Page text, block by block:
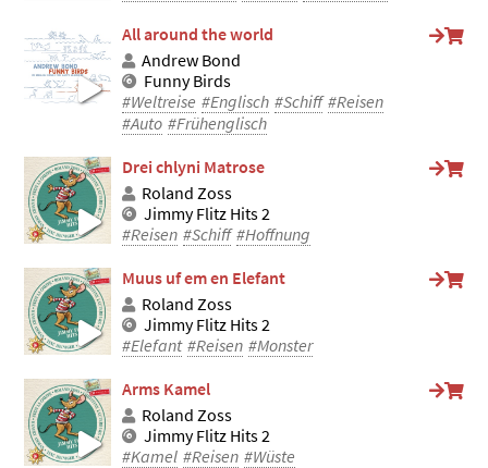
All around the world
Andrew Bond
Funny Birds
#Weltreise #Englisch #Schiff #Reisen
#Auto #Frühenglisch
Drei chlyni Matrose
Roland Zoss
Jimmy Flitz Hits 2
#Reisen #Schiff #Hoffnung
Muus uf em en Elefant
Roland Zoss
Jimmy Flitz Hits 2
#Elefant #Reisen #Monster
Arms Kamel
Roland Zoss
Jimmy Flitz Hits 2
#Kamel #Reisen #Wüste